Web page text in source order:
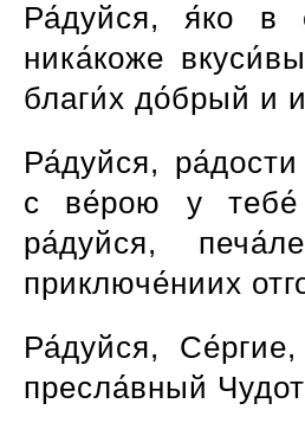
Ра́дуйся, я́ко в
ника́коже
благи́х до́брый и
Ра́дуйся,
с ве́рою у тебе́
ра́дуйся,
приключе́ниих
Ра́дуйся,
пресла́вный